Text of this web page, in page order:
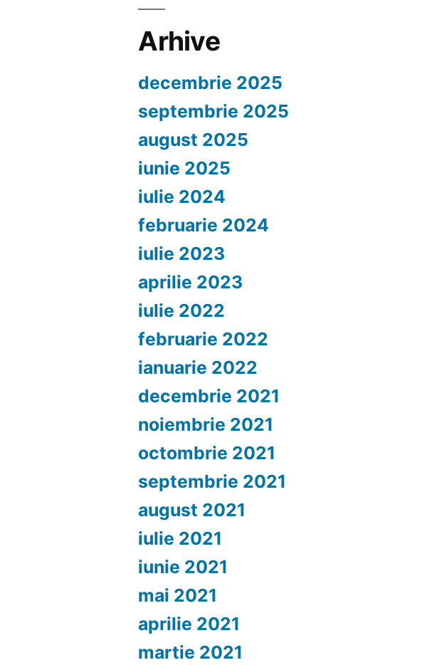
Arhive
decembrie 2025
septembrie 2025
august 2025
iunie 2025
iulie 2024
februarie 2024
iulie 2023
aprilie 2023
iulie 2022
februarie 2022
ianuarie 2022
decembrie 2021
noiembrie 2021
octombrie 2021
septembrie 2021
august 2021
iulie 2021
iunie 2021
mai 2021
aprilie 2021
martie 2021